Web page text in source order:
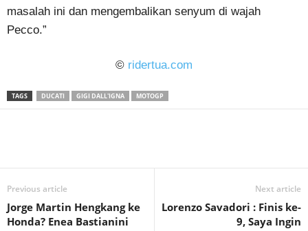
masalah ini dan mengembalikan senyum di wajah
Pecco.”
© ridertua.com
TAGS DUCATI GIGI DALL'IGNA MOTOGP
Previous article
Jorge Martin Hengkang ke
Honda? Enea Bastianini
Next article
Lorenzo Savadori : Finis ke-
9, Saya Ingin